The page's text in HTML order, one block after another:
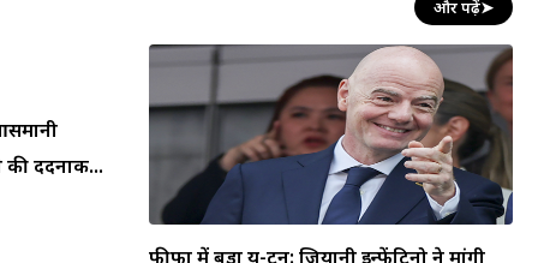
और पढ़ें➤
दर्दनाक...
फीफा में बड़ा यू-टर्न: जियानी इन्फेंटिनो ने मांगी